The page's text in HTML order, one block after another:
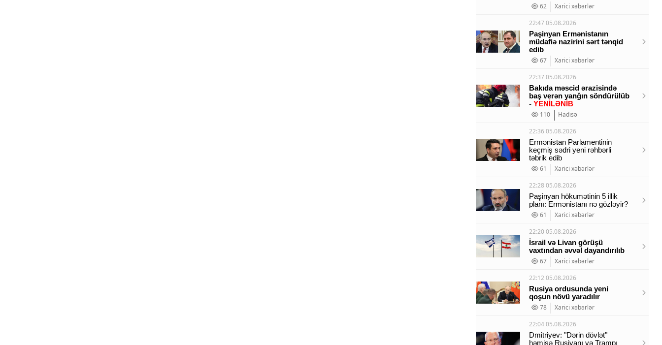
62
Xarici xəbərlər
22:47 05.08.2026
Paşinyan Ermənistanın
müdafiə nazirini sərt tənqid
edib
67
Xarici xəbərlər
22:37 05.08.2026
Bakıda məscid ərazisində
baş verən yanğın söndürülüb
- YENİLƏNİB
110
Hadisə
22:36 05.08.2026
Ermənistan Parlamentinin
keçmiş sədri yeni rəhbərli
təbrik edib
61
Xarici xəbərlər
22:28 05.08.2026
Paşinyan hökumətinin 5 illik
planı: Ermənistanı nə gözləyir?
61
Xarici xəbərlər
22:20 05.08.2026
İsrail və Livan görüşü
vaxtından əvvəl dayandırılıb
67
Xarici xəbərlər
22:12 05.08.2026
Rusiya ordusunda yeni
qoşun növü yaradılır
78
Xarici xəbərlər
22:04 05.08.2026
Dmitriyev: "Dərin dövlət"
həmişə Rusiyanı və Trampı